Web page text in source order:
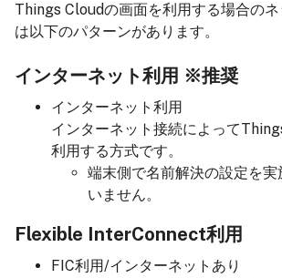
Things Cloudの画面を利用する場合の
は以下のパターンがあります。
インターネット利用 ※推奨
インターネット利用
インターネット接続によって
利用する方式です。
端末側で名前解決の設定を
いません。
Flexible InterConnect利用
FIC利用/インターネットあり